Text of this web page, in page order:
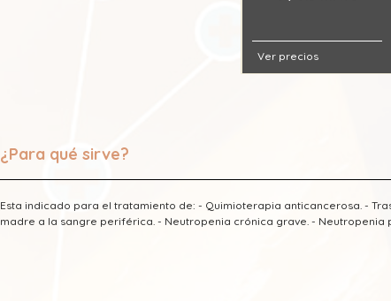
Ver precios
¿Para qué sirve?
Esta indicado para el tratamiento de: - Quimioterapia anticancerosa. -
madre a la sangre periférica. - Neutropenia crónica grave. - Neutropenia